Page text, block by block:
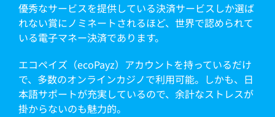
優秀なサービスを提供している決済サービスしか選ば
れない賞にノミネートされるほど、世界で認められて
いる電子マネー決済であります。
エコペイズ（ecoPayz）アカウントを持っているだけ
で、多数のオンラインカジノで利用可能。しかも、日
本語サポートが充実しているので、余計なストレスが
掛からないのも魅力的。